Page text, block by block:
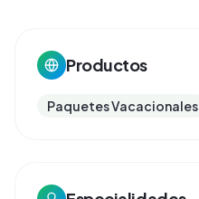
Productos
Paquetes Vacacionales